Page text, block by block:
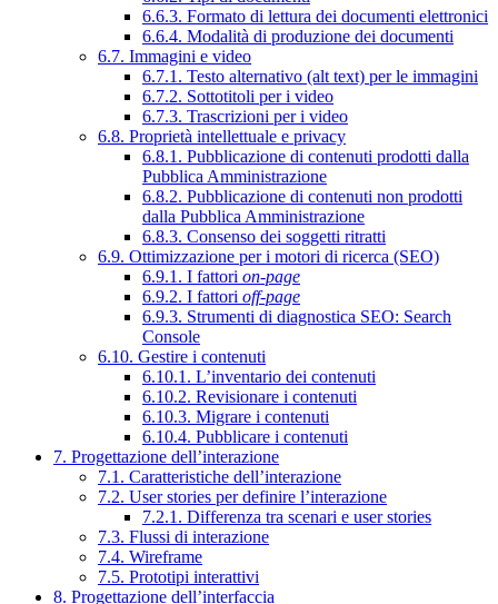
6.6.3. Formato di lettura dei documenti elettronici
6.6.4. Modalità di produzione dei documenti
6.7. Immagini e video
6.7.1. Testo alternativo (alt text) per le immagini
6.7.2. Sottotitoli per i video
6.7.3. Trascrizioni per i video
6.8. Proprietà intellettuale e privacy
6.8.1. Pubblicazione di contenuti prodotti dalla
Pubblica Amministrazione
6.8.2. Pubblicazione di contenuti non prodotti
dalla Pubblica Amministrazione
6.8.3. Consenso dei soggetti ritratti
6.9. Ottimizzazione per i motori di ricerca (SEO)
6.9.1. I fattori on-page
6.9.2. I fattori off-page
6.9.3. Strumenti di diagnostica SEO: Search
Console
6.10. Gestire i contenuti
6.10.1. L’inventario dei contenuti
6.10.2. Revisionare i contenuti
6.10.3. Migrare i contenuti
6.10.4. Pubblicare i contenuti
7. Progettazione dell’interazione
7.1. Caratteristiche dell’interazione
7.2. User stories per definire l’interazione
7.2.1. Differenza tra scenari e user stories
7.3. Flussi di interazione
7.4. Wireframe
7.5. Prototipi interattivi
8. Progettazione dell’interfaccia